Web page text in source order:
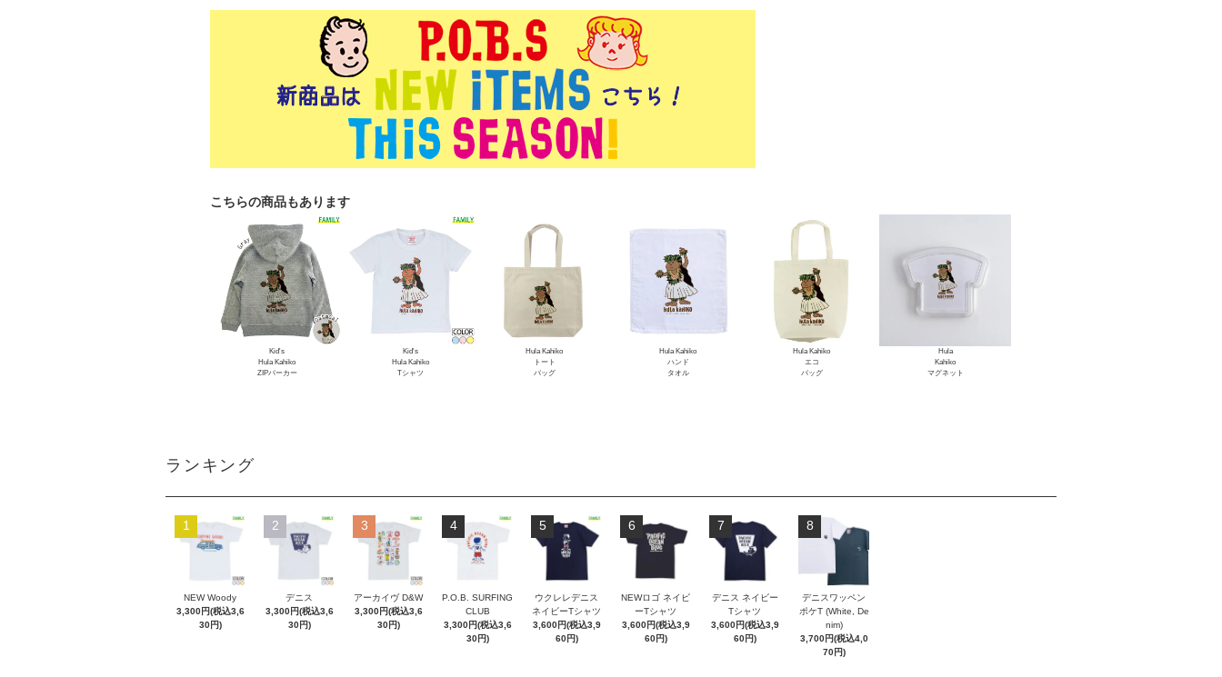
こちらの商品もあります
Kid's
Hula Kahiko
ZIPパーカー
Kid's
Hula Kahiko
Tシャツ
Hula Kahiko
トート
バッグ
Hula Kahiko
ハンド
タオル
Hula Kahiko
エコ
バッグ
Hula
Kahiko
マグネット
ランキング
1
NEW Woody
3,300円(税込3,6
30円)
2
デニス
3,300円(税込3,6
30円)
3
アーカイヴ D&W
3,300円(税込3,6
30円)
4
P.O.B. SURFING
CLUB
3,300円(税込3,6
30円)
5
ウクレレデニス
ネイビーTシャツ
3,600円(税込3,9
60円)
6
NEWロゴ ネイビ
ーTシャツ
3,600円(税込3,9
60円)
7
デニス ネイビー
Tシャツ
3,600円(税込3,9
60円)
8
デニスワッペン
ポケT (White, De
nim)
3,700円(税込4,0
70円)